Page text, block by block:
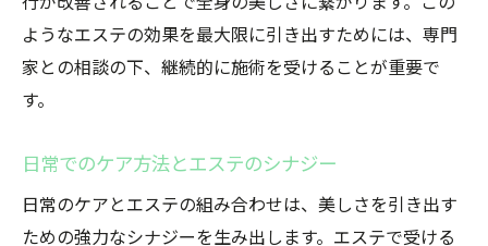
ようなエステの効果を最大限に引き出すためには、専門
家との相談の下、継続的に施術を受けることが重要で
す。
日常でのケア方法とエステのシナジー
日常のケアとエステの組み合わせは、美しさを引き出す
ための強力なシナジーを生み出します。エステで受ける